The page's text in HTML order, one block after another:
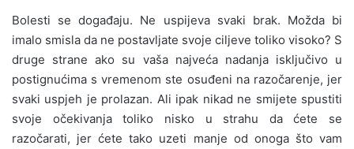
Bolesti se događaju. Ne uspijeva svaki brak. Možda bi
imalo smisla da ne postavljate svoje ciljeve toliko visoko? S
druge strane ako su vaša najveća nadanja isključivo u
postignućima s vremenom ste osuđeni na razočarenje, jer
svaki uspjeh je prolazan. Ali ipak nikad ne smijete spustiti
svoje očekivanja toliko nisko u strahu da ćete se
razočarati, jer ćete tako uzeti manje od onoga što vam